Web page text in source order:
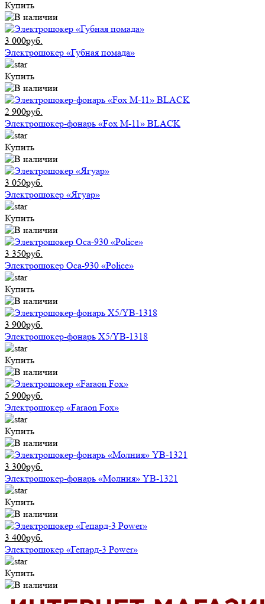
Купить
3 000руб.
Электрошокер «Губная помада»
Купить
2 900руб.
Электрошокер-фонарь «Fox M-11» BLACK
Купить
3 050руб.
Электрошокер «Ягуар»
Купить
3 350руб.
Электрошокер Оса-930 «Police»
Купить
3 900руб.
Электрошокер-фонарь X5/YB-1318
Купить
5 900руб.
Электрошокер «Faraon Fox»
Купить
3 300руб.
Электрошокер-фонарь «Молния» YB-1321
Купить
3 400руб.
Электрошокер «Гепард-3 Power»
Купить